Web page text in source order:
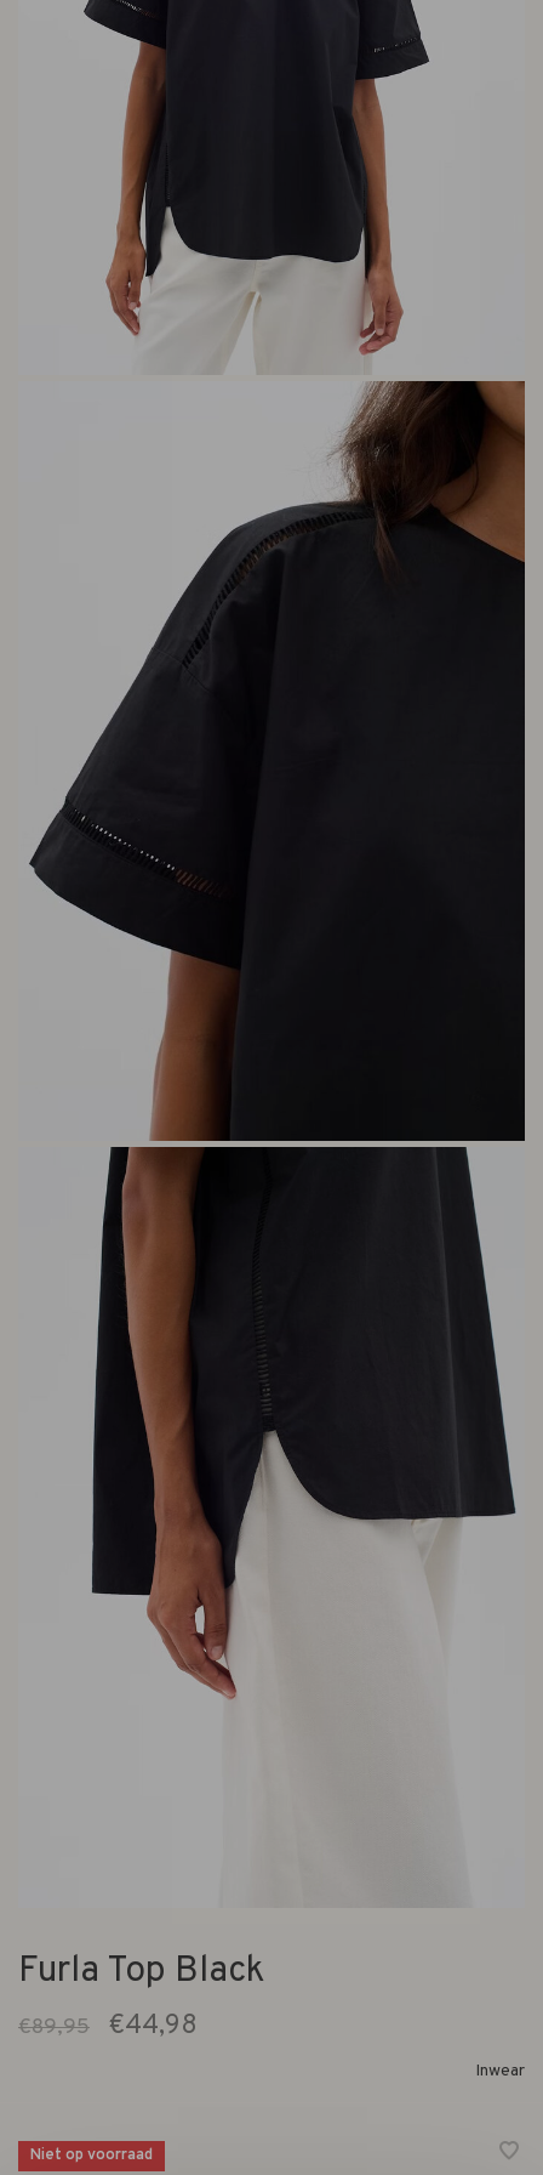
Furla Top Black
€89,95 €44,98
Inwear
Niet op voorraad